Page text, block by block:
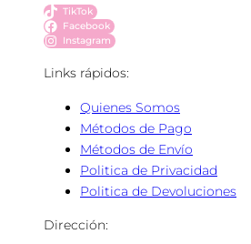
TikTok
Facebook
Instagram
Links rápidos:
Quienes Somos
Métodos de Pago
Métodos de Envío
Politica de Privacidad
Politica de Devoluciones
Dirección: